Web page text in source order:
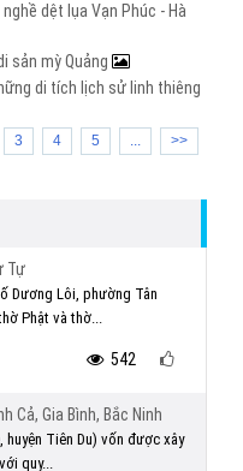
dệt lụa Vạn Phúc - Hà
sản mỳ Quảng
di tích lịch sử linh thiêng
3 4 5 ... >>
Tự
Dương Lôi, phường Tân
Phật và thờ...
542
Cả, Gia Bình, Bắc Ninh
huyện Tiên Du) vốn được xây
quy...